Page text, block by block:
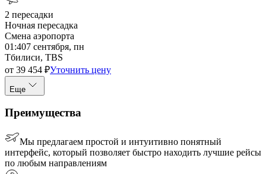
2 пересадки
Ночная пересадка
Смена аэропорта
01:407 сентября, пн
Тбилиси, TBS
от 39 454 ₽Уточнить цену
Еще
Преимущества
Мы предлагаем простой и интуитивно понятный
интерфейс, который позволяет быстро находить лучшие рейсы
по любым направлениям